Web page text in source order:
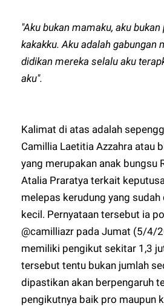
"Aku bukan mamaku, aku bukan
kakakku. Aku adalah gabungan
didikan mereka selalu aku
aku".
Kalimat di atas adalah
Camillia Laetitia Azzahra atau
yang merupakan anak bungsu
Atalia Praratya terkait
melepas kerudung yang
kecil. Pernyataan tersebut ia
@camilliazr pada Jumat (5/4/
memiliki pengikut sekitar 1,3
tersebut tentu bukan jumlah
dipastikan akan berpengaruh
pengikutnya baik pro maupun